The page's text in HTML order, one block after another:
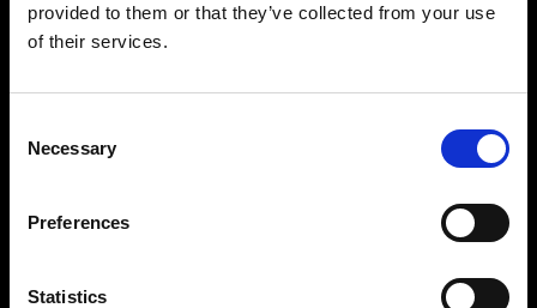
provided to them or that they’ve collected from your use
of their services.
Selection
Necessary
Preferences
Statistics